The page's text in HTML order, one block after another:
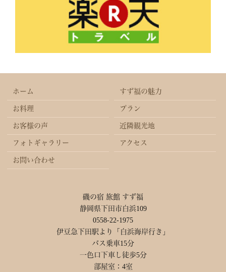
ホーム すず福の魅力
お料理 プラン
お客様の声 近隣観光地
フォトギャラリー アクセス
お問い合わせ
磯の宿 旅館 すず福
静岡県下田市白浜109
0558-22-1975
伊豆急下田駅より「白浜海岸行き」
バス乗車15分
一色口下車し徒歩5分
部屋室：4室